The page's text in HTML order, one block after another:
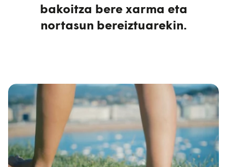
bakoitza bere xarma eta
nortasun bereiztuarekin.